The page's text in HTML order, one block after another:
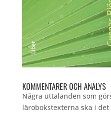
KOMMENTARER OCH ANALYS
Några uttalanden som
lärobokstexterna ska i